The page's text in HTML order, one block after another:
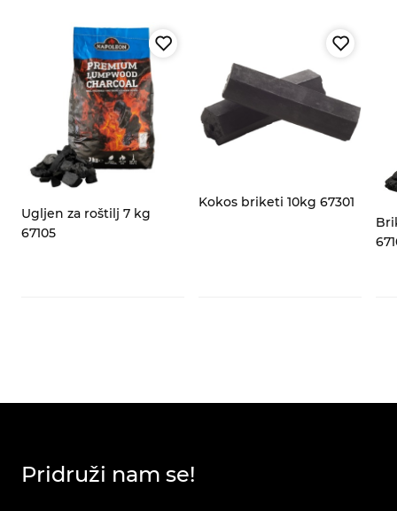
Ugljen za roštilj 7 kg
67105
Kokos briketi 10kg 67301
Pridruži nam se!